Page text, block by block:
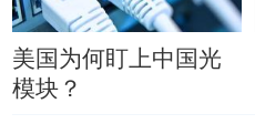
美国为何盯上中国光
模块？